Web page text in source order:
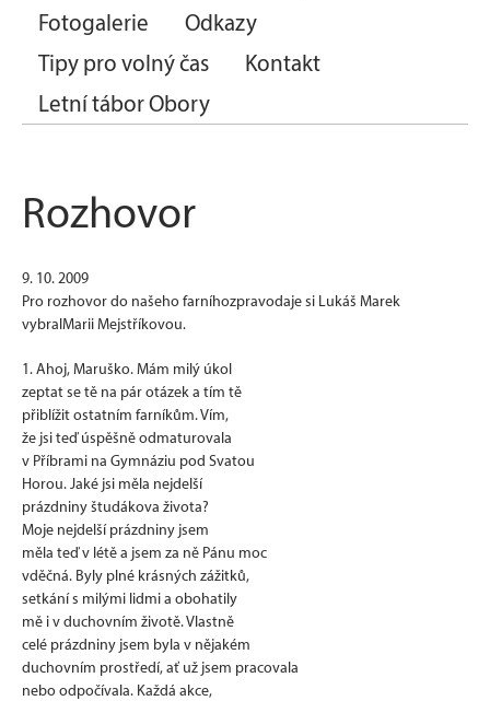
Fotogalerie
Odkazy
Tipy pro volný čas
Kontakt
Letní tábor Obory
Rozhovor
9. 10. 2009
Pro rozhovor do našeho farníhozpravodaje si Lukáš Marek
vybralMarii Mejstříkovou.
1. Ahoj, Maruško. Mám milý úkol
zeptat se tě na pár otázek a tím tě
přiblížit ostatním farníkům. Vím,
že jsi teď úspěšně odmaturovala
v Příbrami na Gymnáziu pod Svatou
Horou. Jaké jsi měla nejdelší
prázdniny študákova života?
Moje nejdelší prázdniny jsem
měla teď v létě a jsem za ně Pánu moc
vděčná. Byly plné krásných zážitků,
setkání s milými lidmi a obohatily
mě i v duchovním životě. Vlastně
celé prázdniny jsem byla v nějakém
duchovním prostředí, ať už jsem pracovala
nebo odpočívala. Každá akce,